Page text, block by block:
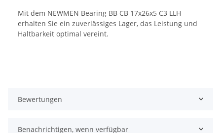
Mit dem NEWMEN Bearing BB CB 17x26x5 C3 LLH
erhalten Sie ein zuverlässiges Lager, das Leistung und
Haltbarkeit optimal vereint.
Bewertungen
Benachrichtigen, wenn verfügbar